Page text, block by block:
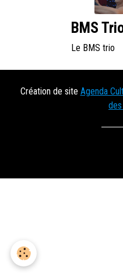
BMS
Le BMS trio
Création de site Agenda